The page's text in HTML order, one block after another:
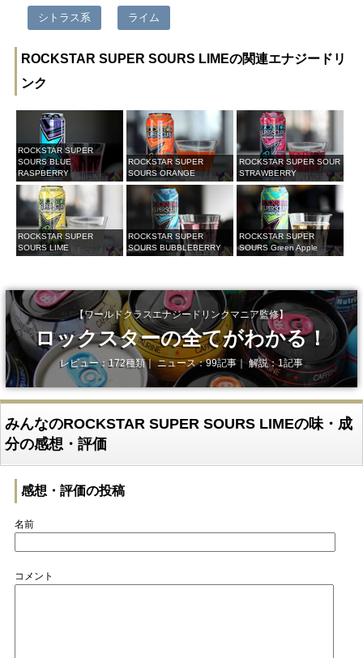
シトラス系 ライム
ROCKSTAR SUPER SOURS LIMEの関連エナジードリ
ンク
ROCKSTAR SUPER
SOURS BLUE
RASPBERRY
ROCKSTAR SUPER
SOURS ORANGE
ROCKSTAR SUPER SOUR
STRAWBERRY
ROCKSTAR SUPER
SOURS LIME
ROCKSTAR SUPER
SOURS BUBBLEBERRY
ROCKSTAR SUPER
SOURS Green Apple
【ワールドクラスエナジードリンクマニア監修】
ロックスターの全てがわかる！
レビュー：172種類｜ ニュース：99記事｜ 解説：1記事
みんなのROCKSTAR SUPER SOURS LIMEの味・成
分の感想・評価
感想・評価の投稿
名前
コメント